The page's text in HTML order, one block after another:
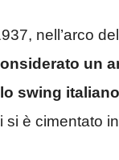
nell’arco
un
swing italiano
si è cimentato